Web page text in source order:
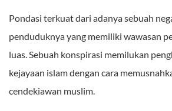
Pondasi terkuat dari adanya sebuah
penduduknya yang memiliki wawasan
luas. Sebuah konspirasi memilukan
kejayaan islam dengan cara
cendekiawan muslim.